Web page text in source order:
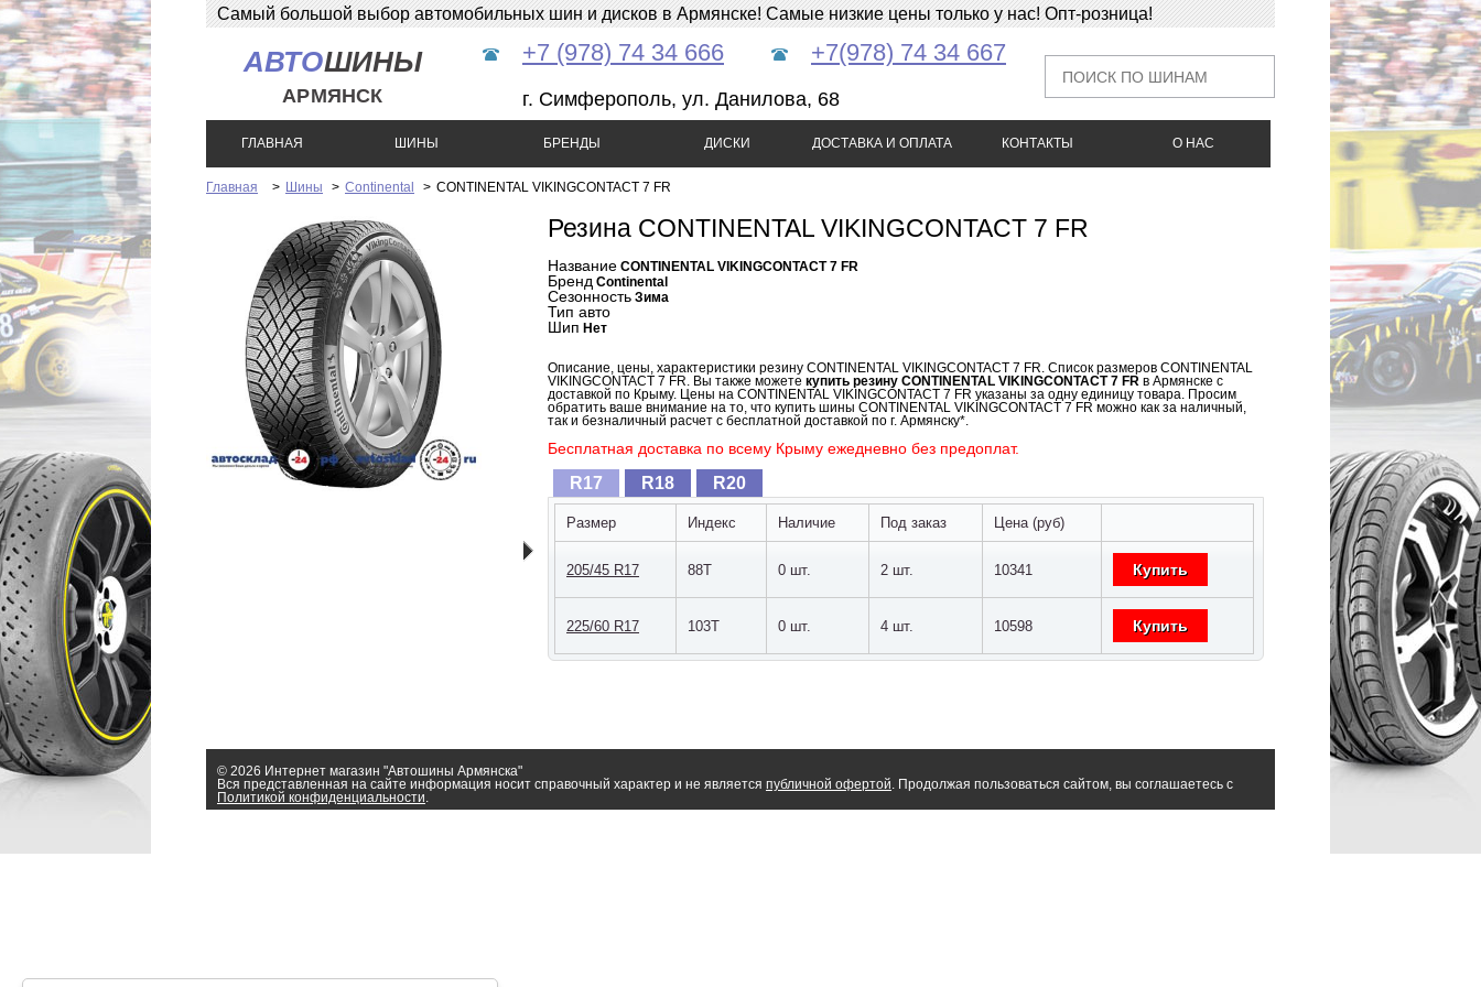
Самый большой выбор автомобильных шин и дисков в Армянске! Самые низкие цены только у нас! Опт-розница!
АВТОШИНЫ
АРМЯНСК
+7 (978) 74 34 666 +7(978) 74 34 667
г. Симферополь, ул. Данилова, 68
ГЛАВНАЯ ШИНЫ БРЕНДЫ ДИСКИ ДОСТАВКА И ОПЛАТА КОНТАКТЫ О НАС
Главная > Шины > Continental > CONTINENTAL VIKINGCONTACT 7 FR
Резина CONTINENTAL VIKINGCONTACT 7 FR
Название CONTINENTAL VIKINGCONTACT 7 FR
Бренд Continental
Сезонность Зима
Тип авто
Шип Нет
Описание, цены, характеристики резину CONTINENTAL VIKINGCONTACT 7 FR. Список размеров CONTINENTAL
VIKINGCONTACT 7 FR. Вы также можете купить резину CONTINENTAL VIKINGCONTACT 7 FR в Армянске с
доставкой по Крыму. Цены на CONTINENTAL VIKINGCONTACT 7 FR указаны за одну единицу товара. Просим
обратить ваше внимание на то, что купить шины CONTINENTAL VIKINGCONTACT 7 FR можно как за наличный,
так и безналичный расчет с бесплатной доставкой по г. Армянску*.
Бесплатная доставка по всему Крыму ежедневно без предоплат.
R17 R18 R20
Размер Индекс Наличие Под заказ Цена (руб)
205/45 R17 88T 0 шт. 2 шт. 10341 Купить
225/60 R17 103T 0 шт. 4 шт. 10598 Купить
© 2026 Интернет магазин "Автошины Армянска"
Вся представленная на сайте информация носит справочный характер и не является публичной офертой. Продолжая пользоваться сайтом, вы соглашаетесь с
Политикой конфиденциальности.